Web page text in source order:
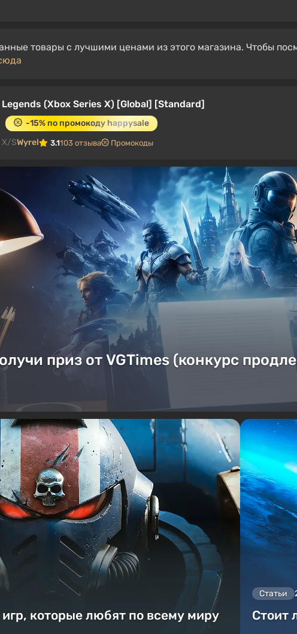
товары с лучшими ценами из этого магазина. Чтобы
(Xbox Series X) [Global] [Standard]
-15% по промокоду happysale
X/SWyrel 3.1103 отзыва Промокоды
приз от VGTimes (конкурс
которые любят по всему миру
Статьи
Стоит